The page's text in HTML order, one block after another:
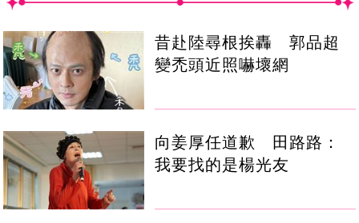
昔赴陸尋根挨轟 郭品超
變禿頭近照嚇壞網
向姜厚任道歉 田路路：
我要找的是楊光友